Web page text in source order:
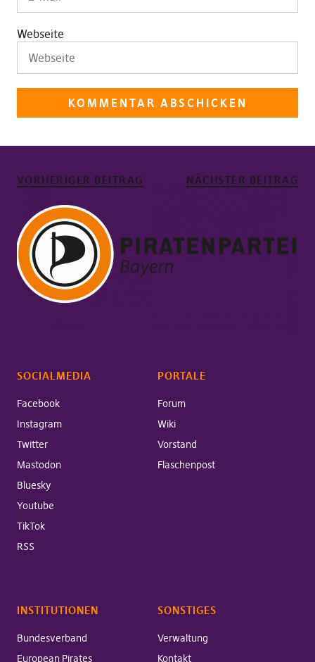
Webseite
VORHERIGER BEITRAG NÄCHSTER BEITRAG
SOCIALMEDIA
Facebook
Instagram
Twitter
Mastodon
Bluesky
Youtube
TikTok
RSS
PORTALE
Forum
Wiki
Vorstand
Flaschenpost
INSTITUTIONEN
Bundesverband
European Pirates
SONSTIGES
Verwaltung
Kontakt